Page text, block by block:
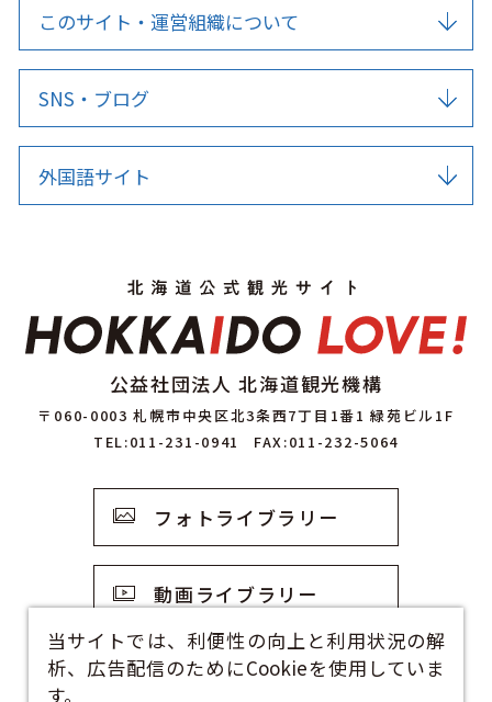
このサイト・運営組織について
SNS・ブログ
外国語サイト
公益社団法人 北海道観光機構
〒060-0003 札幌市中央区北3条西7丁目1番1 緑苑ビル1F
TEL:011-231-0941
FAX:011-232-5064
フォトライブラリー
動画ライブラリー
観光資料
当サイトでは、利便性の向上と利用状況の解
析、広告配信のためにCookieを使用していま
す。